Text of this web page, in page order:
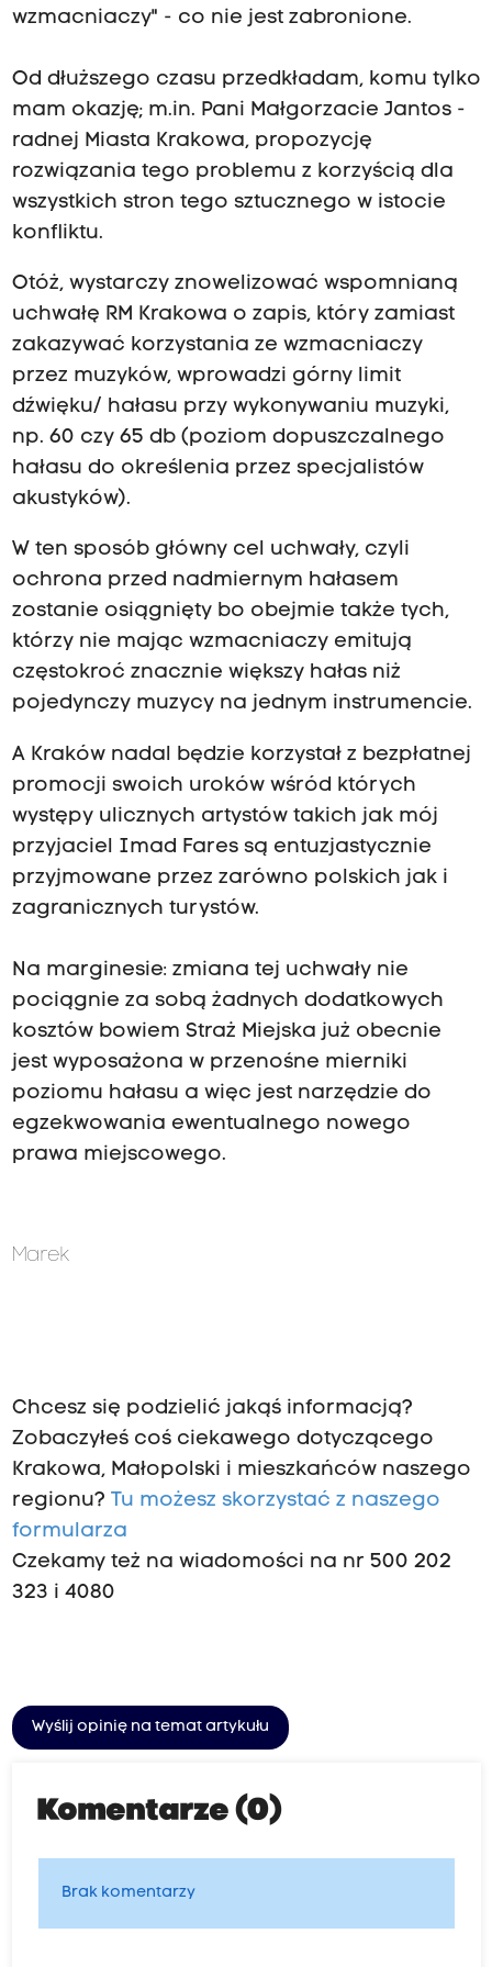
wzmacniaczy" - co nie jest zabronione.
Od dłuższego czasu przedkładam, komu tylko
mam okazję; m.in. Pani Małgorzacie Jantos -
radnej Miasta Krakowa, propozycję
rozwiązania tego problemu z korzyścią dla
wszystkich stron tego sztucznego w istocie
konfliktu.
Otóż, wystarczy znowelizować wspomnianą
uchwałę RM Krakowa o zapis, który zamiast
zakazywać korzystania ze wzmacniaczy
przez muzyków, wprowadzi górny limit
dźwięku/ hałasu przy wykonywaniu muzyki,
np. 60 czy 65 db (poziom dopuszczalnego
hałasu do określenia przez specjalistów
akustyków).
W ten sposób główny cel uchwały, czyli
ochrona przed nadmiernym hałasem
zostanie osiągnięty bo obejmie także tych,
którzy nie mając wzmacniaczy emitują
częstokroć znacznie większy hałas niż
pojedynczy muzycy na jednym instrumencie.
A Kraków nadal będzie korzystał z bezpłatnej
promocji swoich uroków wśród których
występy ulicznych artystów takich jak mój
przyjaciel Imad Fares są entuzjastycznie
przyjmowane przez zarówno polskich jak i
zagranicznych turystów.
Na marginesie: zmiana tej uchwały nie
pociągnie za sobą żadnych dodatkowych
kosztów bowiem Straż Miejska już obecnie
jest wyposażona w przenośne mierniki
poziomu hałasu a więc jest narzędzie do
egzekwowania ewentualnego nowego
prawa miejscowego.
Marek
Chcesz się podzielić jakąś informacją?
Zobaczyłeś coś ciekawego dotyczącego
Krakowa, Małopolski i mieszkańców naszego
regionu? Tu możesz skorzystać z naszego
formularza
Czekamy też na wiadomości na nr 500 202
323 i 4080
Wyślij opinię na temat artykułu
Komentarze (0)
Brak komentarzy